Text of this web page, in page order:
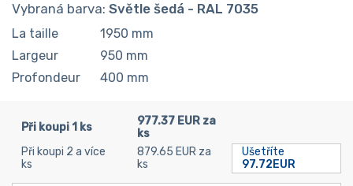
Vybraná barva: Světle šedá - RAL 7035
La taille 1950 mm
Largeur
950 mm
Profondeur
400 mm
Při koupi 1 ks
977.37 EUR za
ks
Při koupi 2 a více
ks
879.65 EUR za
ks
Ušetříte
97.72EUR